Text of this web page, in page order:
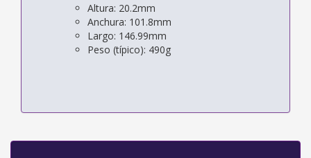
Altura: 20.2mm
Anchura: 101.8mm
Largo: 146.99mm
Peso (típico): 490g